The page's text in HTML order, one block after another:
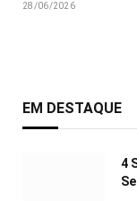
28/06/2026
EM DESTAQUE
4